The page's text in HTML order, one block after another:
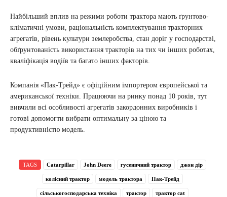
Найбільший вплив на режими роботи трактора мають ґрунтово-
кліматичні умови, раціональність комплектування тракторних
агрегатів, рівень культури землеробства, стан доріг у господарстві,
обґрунтованість використання тракторів на тих чи інших роботах,
кваліфікація водіїв та багато інших факторів.
Компанія «Пак-Трейд» є офіційним імпортером європейської та
американської техніки. Працюючи на ринку понад 10 років, тут
вивчили всі особливості агрегатів закордонних виробників і
готові допомогти вибрати оптимальну за ціною та
продуктивністю модель.
TAGS Catarpillar John Deere гусеничний трактор джон дір
колісний трактор модель трактора Пак-Трейд
сільськогосподарська техніка трактор трактор cat